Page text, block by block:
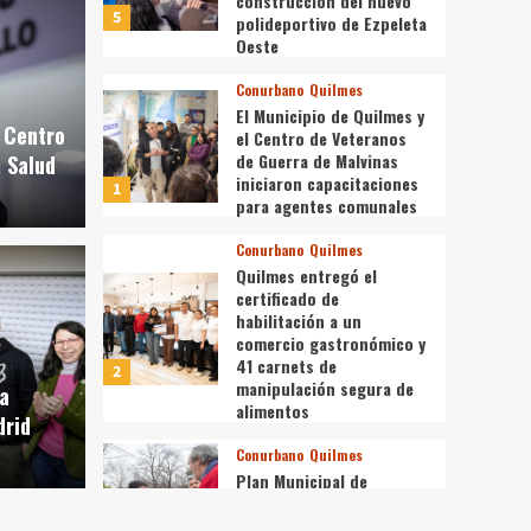
entregó 3800
secundarios
5
polideportivo de Ezpeleta
Oeste
1
Conurbano Quilmes
El Municipio de Quilmes y
el Centro de Veteranos
de Guerra de Malvinas
iniciaron capacitaciones
para agentes comunales
2
Conurbano Quilmes
Quilmes entregó el
certificado de
habilitación a un
comercio gastronómico y
41 carnets de
manipulación segura de
alimentos
Conurbano Quilmes
Plan Municipal de